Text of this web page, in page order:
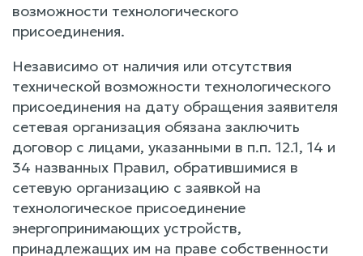
возможности технологического
присоединения.
Независимо от наличия или отсутствия
технической возможности технологического
присоединения на дату обращения заявителя
сетевая организация обязана заключить
договор с лицами, указанными в п.п. 12.1, 14 и
34 названных Правил, обратившимися в
сетевую организацию с заявкой на
технологическое присоединение
энергопринимающих устройств,
принадлежащих им на праве собственности